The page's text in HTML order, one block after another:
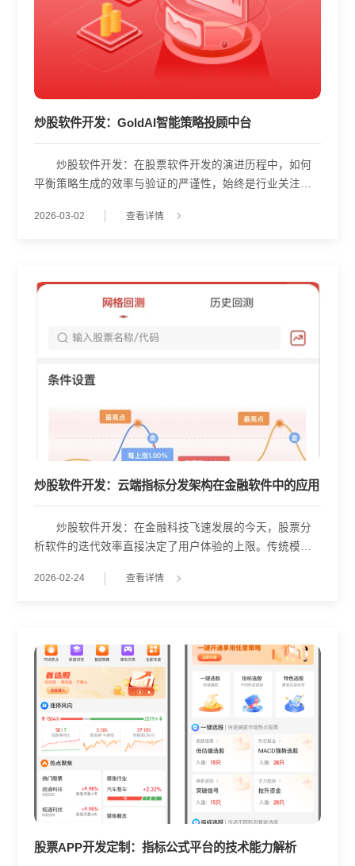
炒股软件开发：GoldAI智能策略投顾中台
炒股软件开发：在股票软件开发的演进历程中，如何
平衡策略生成的效率与验证的严谨性，始终是行业关注的
提供了一套系统化的技术解决方案。该平台并非单纯的工
化研究的科学性与可靠性。 平台的首要亮点在于其多
元化的策略生成机制。为了响应不同技术背景的用户群
体，GoldAI集成了五种核心生成方式：AI自动撰写策略、
标准化指标模版、自定义因子条件配置、基础策略模版以
程经验的投资者能
2026-03-02 查看详情
炒股软件开发：云端指标分发架构在金融软件中的应用
炒股软件开发：在金融科技飞速发展的今天，股票分
析软件的迭代效率直接决定了用户体验的上限。传统模式
级，流程繁琐且周期漫长。结合武汉金策略在行业内的技
类技术指标与选股指标公式。一旦配置完成，这些逻辑即
刻通过云端推送到用户软件端。这一机制彻底打破了“发布
即固化”的传统桎梏，用户无需下载安装包或重启软件，便
能实时获取最新配置的指标公
2026-02-24 查看详情
股票APP开发定制：指标公式平台的技术能力解析